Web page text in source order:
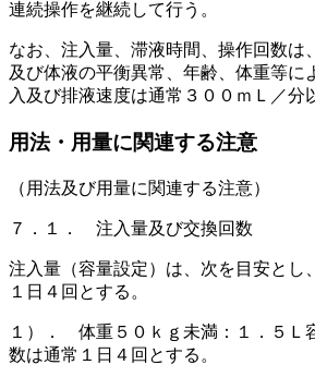
連続操作を継続して行う。
なお、注入量、滞液時間、操作回数は
及び体液の平衡異常、年齢、体重等に
入及び排液速度は通常３００ｍＬ／分
用法・用量に関連する注意
（用法及び用量に関連する注意）
７．１． 注入量及び交換回数
注入量（容量設定）は、次を目安とし
１日４回とする。
１）． 体重５０ｋｇ未満：１．５Ｌ
数は通常１日４回とする。